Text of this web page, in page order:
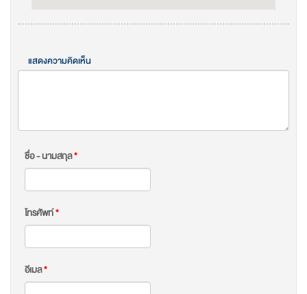
แสดงความคิดเห็น
ชื่อ - นามสกุล*
โทรศัพท์*
อีเมล*